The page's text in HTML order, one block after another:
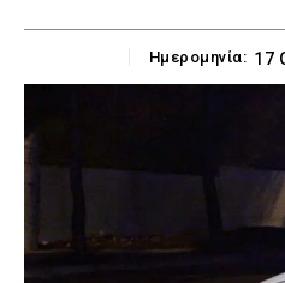
Ημερομηνία: 17